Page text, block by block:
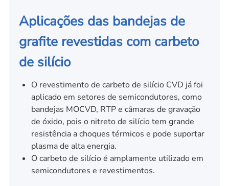
Aplicações das bandejas de
grafite revestidas com carbeto
de silício
O revestimento de carbeto de silício CVD já foi
aplicado em setores de semicondutores, como
bandejas MOCVD, RTP e câmaras de gravação
de óxido, pois o nitreto de silício tem grande
resistência a choques térmicos e pode suportar
plasma de alta energia.
O carbeto de silício é amplamente utilizado em
semicondutores e revestimentos.